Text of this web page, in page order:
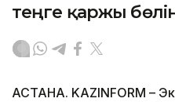
теңге қаржы
АСТАНА. KAZINFORM –